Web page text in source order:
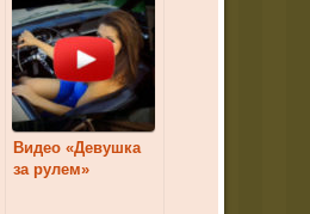
Видео «Девушка
за рулем»